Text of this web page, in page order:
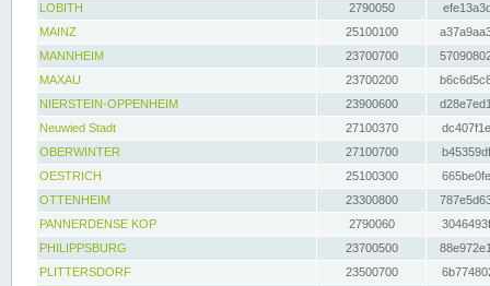
LOBITH
2790050
MAINZ
25100100
MANNHEIM
23700700
MAXAU
23700200
NIERSTEIN-OPPENHEIM
23900600
Neuwied Stadt
27100370
OBERWINTER
27100700
OESTRICH
25100300
OTTENHEIM
23300800
PANNERDENSE KOP
2790060
PHILIPPSBURG
23700500
PLITTERSDORF
23500700